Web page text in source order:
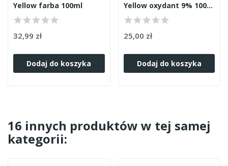
Yellow farba 100ml
32,99 zł
Dodaj do koszyka
Yellow oxydant 9% 1000ml
25,00 zł
Dodaj do koszyka
16 innych produktów w tej samej
kategorii: